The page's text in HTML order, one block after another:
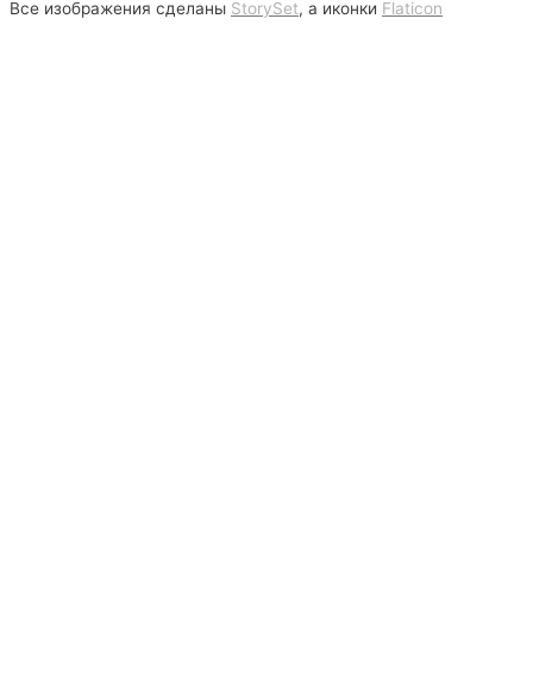
Все изображения сделаны StorySet, а иконки Flaticon